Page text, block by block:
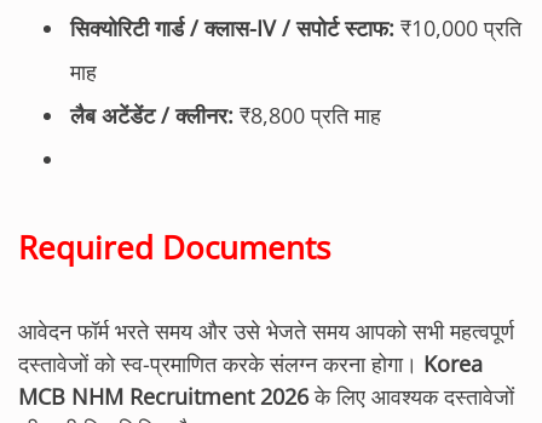
सिक्योरिटी गार्ड / क्लास-IV / सपोर्ट स्टाफ: ₹10,000 प्रति
माह
लैब अटेंडेंट / क्लीनर: ₹8,800 प्रति माह
Required Documents
आवेदन फॉर्म भरते समय और उसे भेजते समय आपको सभी महत्वपूर्ण
दस्तावेजों को स्व-प्रमाणित करके संलग्न करना होगा। Korea
MCB NHM Recruitment 2026के लिए आवश्यक दस्तावेजों